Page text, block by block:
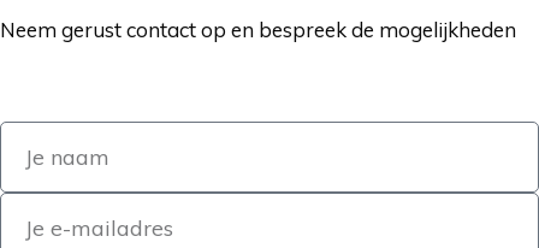
Neem gerust contact op en bespreek de mogelijkheden